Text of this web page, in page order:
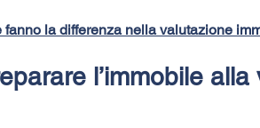
fanno la differenza nella valutazione
l’immobile